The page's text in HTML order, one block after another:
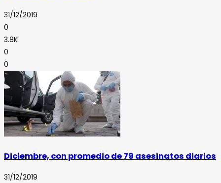
31/12/2019
0
3.8K
0
0
Diciembre, con promedio de 79 asesinatos diarios
31/12/2019